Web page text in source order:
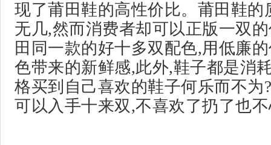
现了莆田鞋的高性价比。莆田鞋的
无几,然而消费者却可以正版一双
田同一款的好十多双配色,用低廉
色带来的新鲜感,此外,鞋子都是消
格买到自己喜欢的鞋子何乐而不为
可以入手十来双,不喜欢了扔了也